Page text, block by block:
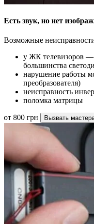
Есть звук, но нет
Возможные
у ЖК телевизоров —
большинства
нарушение работы
преобразователя)
неисправность
поломка матрицы
от 800 грн Вызвать